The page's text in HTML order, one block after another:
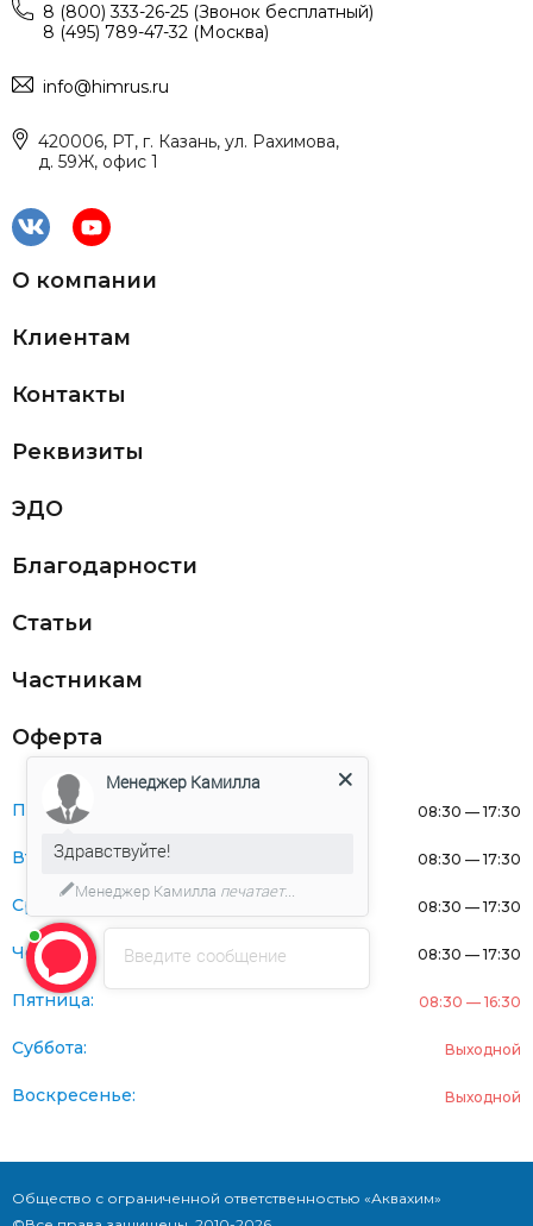
8 (800) 333-26-25 (Звонок бесплатный)
8 (495) 789-47-32 (Москва)
info@himrus.ru
420006, РТ, г. Казань, ул. Рахимова,
д. 59Ж, офис 1
О компании
Клиентам
Контакты
Реквизиты
ЭДО
Благодарности
Статьи
Частникам
Оферта
Понедельник: 08:30 — 17:30
Вторник: 08:30 — 17:30
Среда: 08:30 — 17:30
Четверг: 08:30 — 17:30
Пятница: 08:30 — 16:30
Суббота: Выходной
Воскресенье: Выходной
Общество с ограниченной ответственностью «Аквахим»
Введите сообщение
Менеджер Камилла
Здравствуйте!
Менеджер Камилла печатает...